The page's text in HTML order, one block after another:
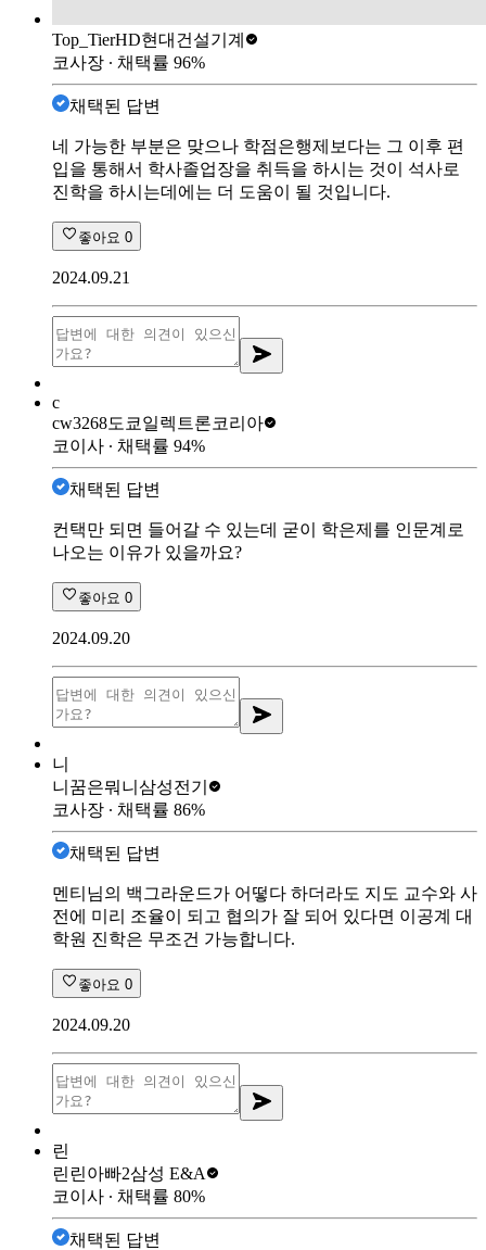
Top_TierHD현대건설기계
코사장 ∙ 채택률 96%
채택된 답변
네 가능한 부분은 맞으나 학점은행제보다는 그 이후 편
입을 통해서 학사졸업장을 취득을 하시는 것이 석사로
진학을 하시는데에는 더 도움이 될 것입니다.
좋아요 0
2024.09.21
c
cw3268도쿄일렉트론코리아
코이사 ∙ 채택률 94%
채택된 답변
컨택만 되면 들어갈 수 있는데 굳이 학은제를 인문계로
나오는 이유가 있을까요?
좋아요 0
2024.09.20
니
니꿈은뭐니 삼성전기
코사장 ∙ 채택률 86%
채택된 답변
멘티님의 백그라운드가 어떻다 하더라도 지도 교수와 사
전에 미리 조율이 되고 협의가 잘 되어 있다면 이공계 대
학원 진학은 무조건 가능합니다.
좋아요 0
2024.09.20
린
린린아빠2삼성 E&A
코이사 ∙ 채택률 80%
채택된 답변